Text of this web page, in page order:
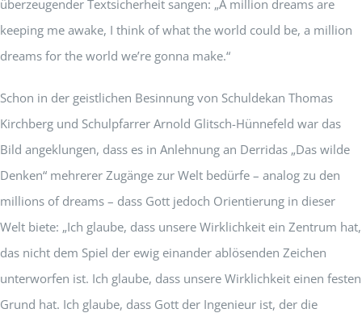
überzeugender Textsicherheit sangen: „A million dreams are
keeping me awake, I think of what the world could be, a million
dreams for the world we’re gonna make.“
Schon in der geistlichen Besinnung von Schuldekan Thomas
Kirchberg und Schulpfarrer Arnold Glitsch-Hünnefeld war das
Bild angeklungen, dass es in Anlehnung an Derridas „Das wilde
Denken“ mehrerer Zugänge zur Welt bedürfe – analog zu den
millions of dreams – dass Gott jedoch Orientierung in dieser
Welt biete: „Ich glaube, dass unsere Wirklichkeit ein Zentrum hat,
das nicht dem Spiel der ewig einander ablösenden Zeichen
unterworfen ist. Ich glaube, dass unsere Wirklichkeit einen festen
Grund hat. Ich glaube, dass Gott der Ingenieur ist, der die